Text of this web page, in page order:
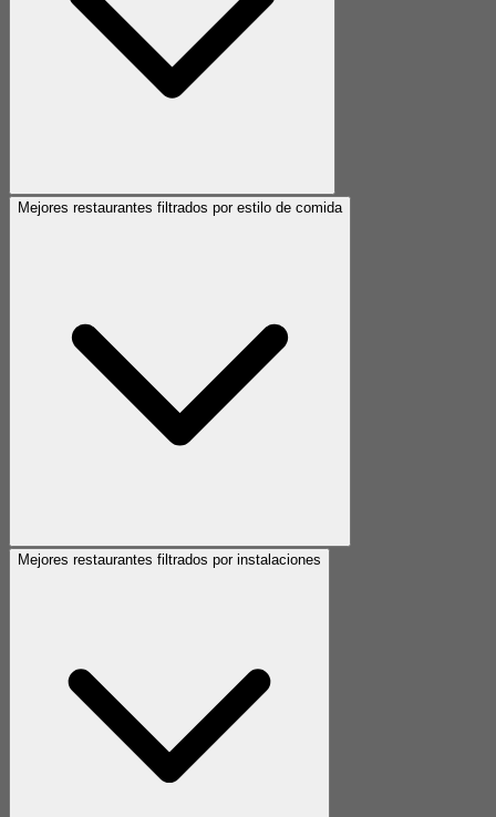
Mejores restaurantes filtrados por estilo de comida
Mejores restaurantes filtrados por instalaciones